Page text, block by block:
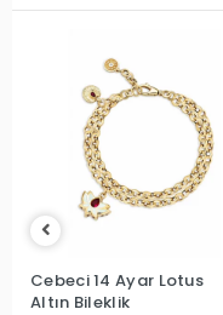
Cebeci 14 Ayar Lotus
Altın Bileklik